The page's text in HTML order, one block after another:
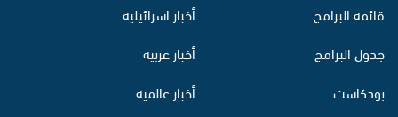
قائمة البرامج
جدول البرامج
بودكاست
أخبار اسرائيلية
أخبار عربية
أخبار عالمية